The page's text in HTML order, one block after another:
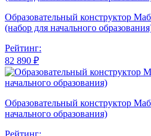
Образовательный конструктор
(набор для начального
Рейтинг:
82 890 ₽
Образовательный конструктор
начального образования)
Рейтинг: